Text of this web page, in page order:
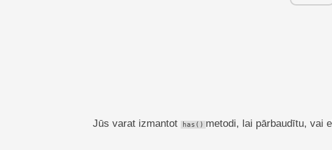
Jūs varat izmantot has() metodi, lai pārbaudītu, vai